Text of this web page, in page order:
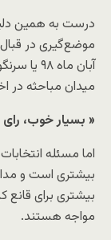
درست به همین
آبان
میدان مباحثه در
« بسیار خوب،
اما مسئله
بیشتری است و
بیشتری برای
مواجه هستند.